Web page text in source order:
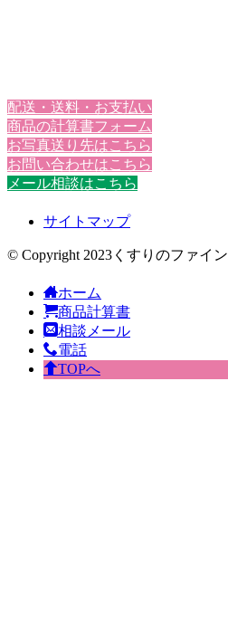
配送・送料・お支払い
商品の計算書フォーム
お写真送り先はこちら
お問い合わせはこちら
メール相談はこちら
サイトマップ
© Copyright 2023くすりのファイン
ホーム
商品計算書
相談メール
電話
TOPへ